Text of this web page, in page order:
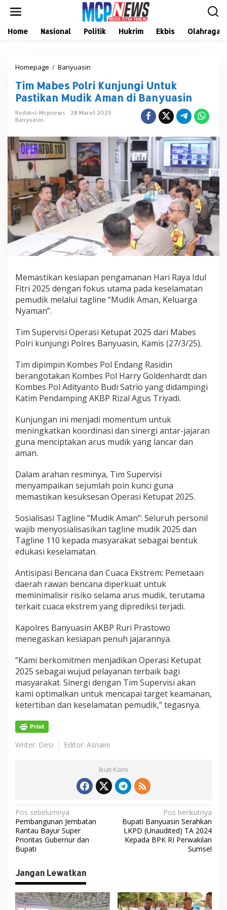
Home Nasional Politik Hukrim Ekbis Olahraga
Homepage / Banyuasin
m
M
a
b
P
o
l
r
i
u
n
j
g
i
U
t
u
k
P
t
i
n
M
u
d
A
m
a
i
B
a
n
u
a
s
n
Tim Mabes Polri Kunjungi Untuk
Pastikan Mudik Aman di Banyuasin
Redaksi-Mcpnews
28 Maret 2025
Banyuasin
Memastikan kesiapan pengamanan Hari Raya Idul
Fitri 2025 dengan fokus utama pada keselamatan
pemudik melalui tagline “Mudik Aman, Keluarga
Nyaman”.
Tim Supervisi Operasi Ketupat 2025 dari Mabes
Polri kunjungi Polres Banyuasin, Kamis (27/3/25).
Tim dipimpin Kombes Pol Endang Rasidin
berangotakan Kombes Pol Harry Goldenhardt dan
Kombes Pol Adityanto Budi Satrio yang didampingi
Katim Pendamping AKBP Rizal Agus Triyadi.
Kunjungan ini menjadi momentum untuk
meningkatkan koordinasi dan sinergi antar-jajaran
guna menciptakan arus mudik yang lancar dan
aman.
Dalam arahan resminya, Tim Supervisi
menyampaikan sejumlah poin kunci guna
memastikan kesuksesan Operasi Ketupat 2025.
Sosialisasi Tagline “Mudik Aman”: Seluruh personil
wajib menyosialisasikan tagline mudik 2025 dan
Tagline 110 kepada masyarakat sebagai bentuk
edukasi keselamatan.
Antisipasi Bencana dan Cuaca Ekstrem: Pemetaan
daerah rawan bencana diperkuat untuk
meminimalisir risiko selama arus mudik, terutama
terkait cuaca ekstrem yang diprediksi terjadi.
Kapolres Banyuasin AKBP Ruri Prastowo
menegaskan kesiapan penuh jajarannya.
“Kami berkomitmen menjadikan Operasi Ketupat
2025 sebagai wujud pelayanan terbaik bagi
masyarakat. Sinergi dengan Tim Supervisi akan
kami optimalkan untuk mencapai target keamanan,
ketertiban dan keselamatan pemudik,” tegasnya.
Writer: Desi Editor: Asnaini
Ikuti Kami
N
a
v
g
a
s
Pos sebelumnya
Pembangunan Jembatan
Rantau Bayur Super
Prioritas Gubernur dan
Bupati
Pos berikutnya
Bupati Banyuasin Serahkan
LKPD (Unaudited) TA 2024
Kepada BPK RI Perwakilan
Sumsel
Jangan Lewatkan